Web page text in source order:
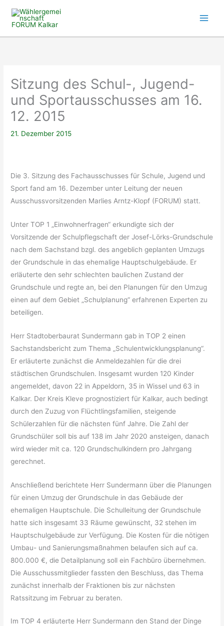
Inhalt
Sitzung des Schul-, Jugend-
und Sportausschusses am 16.
12. 2015
21. Dezember 2015
Die 3. Sitzung des Fachausschusses für Schule, Jugend und
Sport fand am 16. Dezember unter Leitung der neuen
Ausschussvorsitzenden Marlies Arntz-Klopf (FORUM) statt.
Unter TOP 1 „Einwohnerfragen“ erkundigte sich der
Vorsitzende der Schulpflegschaft der Josef-Lörks-Grundschule
nach dem Sachstand bzgl. des angeblich geplanten Umzugs
der Grundschule in das ehemalige Hauptschulgebäude. Er
erläuterte den sehr schlechten baulichen Zustand der
Grundschule und regte an, bei den Planungen für den Umzug
einen auf dem Gebiet „Schulplanung“ erfahrenen Experten zu
beteiligen.
Herr Stadtoberbaurat Sundermann gab in TOP 2 einen
Sachstandsbericht zum Thema „Schulentwicklungsplanung“.
Er erläuterte zunächst die Anmeldezahlen für die drei
städtischen Grundschulen. Insgesamt wurden 120 Kinder
angemeldet, davon 22 in Appeldorn, 35 in Wissel und 63 in
Kalkar. Der Kreis Kleve prognostiziert für Kalkar, auch bedingt
durch den Zuzug von Flüchtlingsfamilien, steigende
Schülerzahlen für die nächsten fünf Jahre. Die Zahl der
Grundschüler soll bis auf 138 im Jahr 2020 ansteigen, danach
wird wieder mit ca. 120 Grundschulkindern pro Jahrgang
gerechnet.
Anschließend berichtete Herr Sundermann über die Planungen
für einen Umzug der Grundschule in das Gebäude der
ehemaligen Hauptschule. Die Schulleitung der Grundschule
hatte sich insgesamt 33 Räume gewünscht, 32 stehen im
Hauptschulgebäude zur Verfügung. Die Kosten für die nötigen
Umbau- und Sanierungsmaßnahmen belaufen sich auf ca.
800.000 €, die Detailplanung soll ein Fachbüro übernehmen.
Die Ausschussmitglieder fassten den Beschluss, das Thema
zunächst innerhalb der Fraktionen bis zur nächsten
Ratssitzung im Februar zu beraten.
Im TOP 4 erläuterte Herr Sundermann den Stand der Dinge